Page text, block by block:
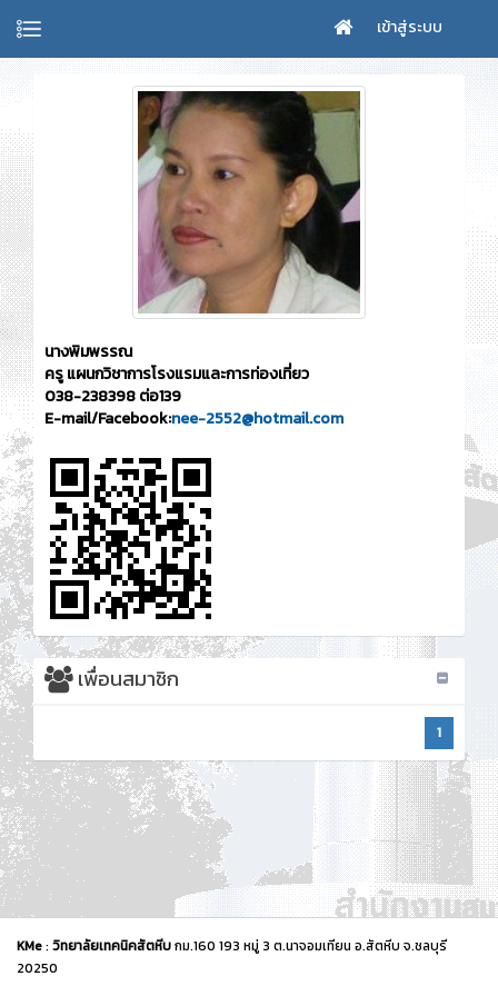
เข้าสู่ระบบ
นางพิมพรรณ
ครู แผนกวิชาการโรงแรมและการท่องเที่ยว
038-238398 ต่อ139
E-mail/Facebook:nee-2552@hotmail.com
เพื่อนสมาชิก
1
KMe: วิทยาลัยเทคนิคสัตหีบกม.160 193 หมู่ 3 ต.นาจอมเทียน อ.สัตหีบ จ.ชลบุรี
20250